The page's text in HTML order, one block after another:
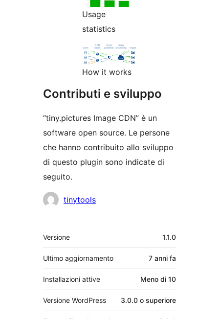
Usage
statistics
How it works
Contributi e sviluppo
“tiny.pictures Image CDN” è un
software open source. Le persone
che hanno contribuito allo sviluppo
di questo plugin sono indicate di
seguito.
Collaboratori
tinytools
Meta
Versione 1.1.0
Ultimo aggiornamento 7 anni fa
Installazioni attive Meno di 10
Versione WordPress 3.0.0 o superiore